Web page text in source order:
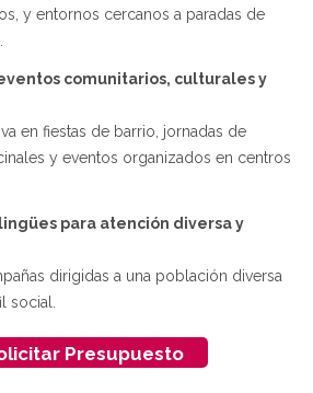
y entornos cercanos a paradas de
comunitarios, culturales y
en fiestas de barrio, jornadas de
y eventos organizados en centros
para atención diversa y
dirigidas a una población diversa
social.
Presupuesto